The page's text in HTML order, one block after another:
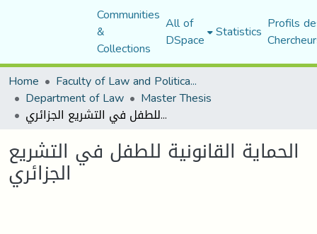
Communities
&
Collections
All of
DSpace Statistics Profils
Home
Faculty of Law and Political Science
Department of Law Master Thesis
الحماية القانونية للطفل في التشريع الجزائري
الحماية القانونية للطفل في التشريع
الجزائري